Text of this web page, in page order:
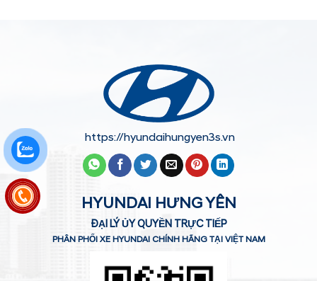
https://hyundaihungyen3s.vn
HYUNDAI HƯNG YÊN
ĐẠI LÝ ỦY QUYỀN TRỰC TIẾP
PHÂN PHỐI XE HYUNDAI CHÍNH HÃNG TẠI VIỆT NAM